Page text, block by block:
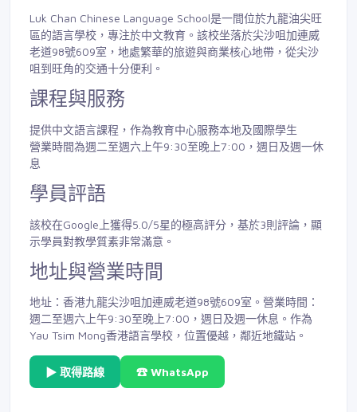
Luk Chan Chinese Language School是一間位於九龍油尖旺
區的語言學校，專注於中文教育。該校坐落於尖沙咀加連威
老道98號609室，地處繁華的旅遊與商業核心地帶，從尖沙
咀到旺角的交通十分便利。
課程與服務
提供中文語言課程，作為教育中心服務本地及國際學生
營業時間為週二至週六上午9:30至晚上7:00，週日及週一休
息
學員評語
該校在Google上獲得5.0/5星的極高評分，基於3則評論，顯
示學員對教學質素非常滿意。
地址與營業時間
地址：香港九龍尖沙咀加連威老道98號609室。營業時間：
週二至週六上午9:30至晚上7:00，週日及週一休息。作為
Yau Tsim Mong香港語言學校，位置優越，鄰近地鐵站。
▶ 取得路線 ☎ WhatsApp